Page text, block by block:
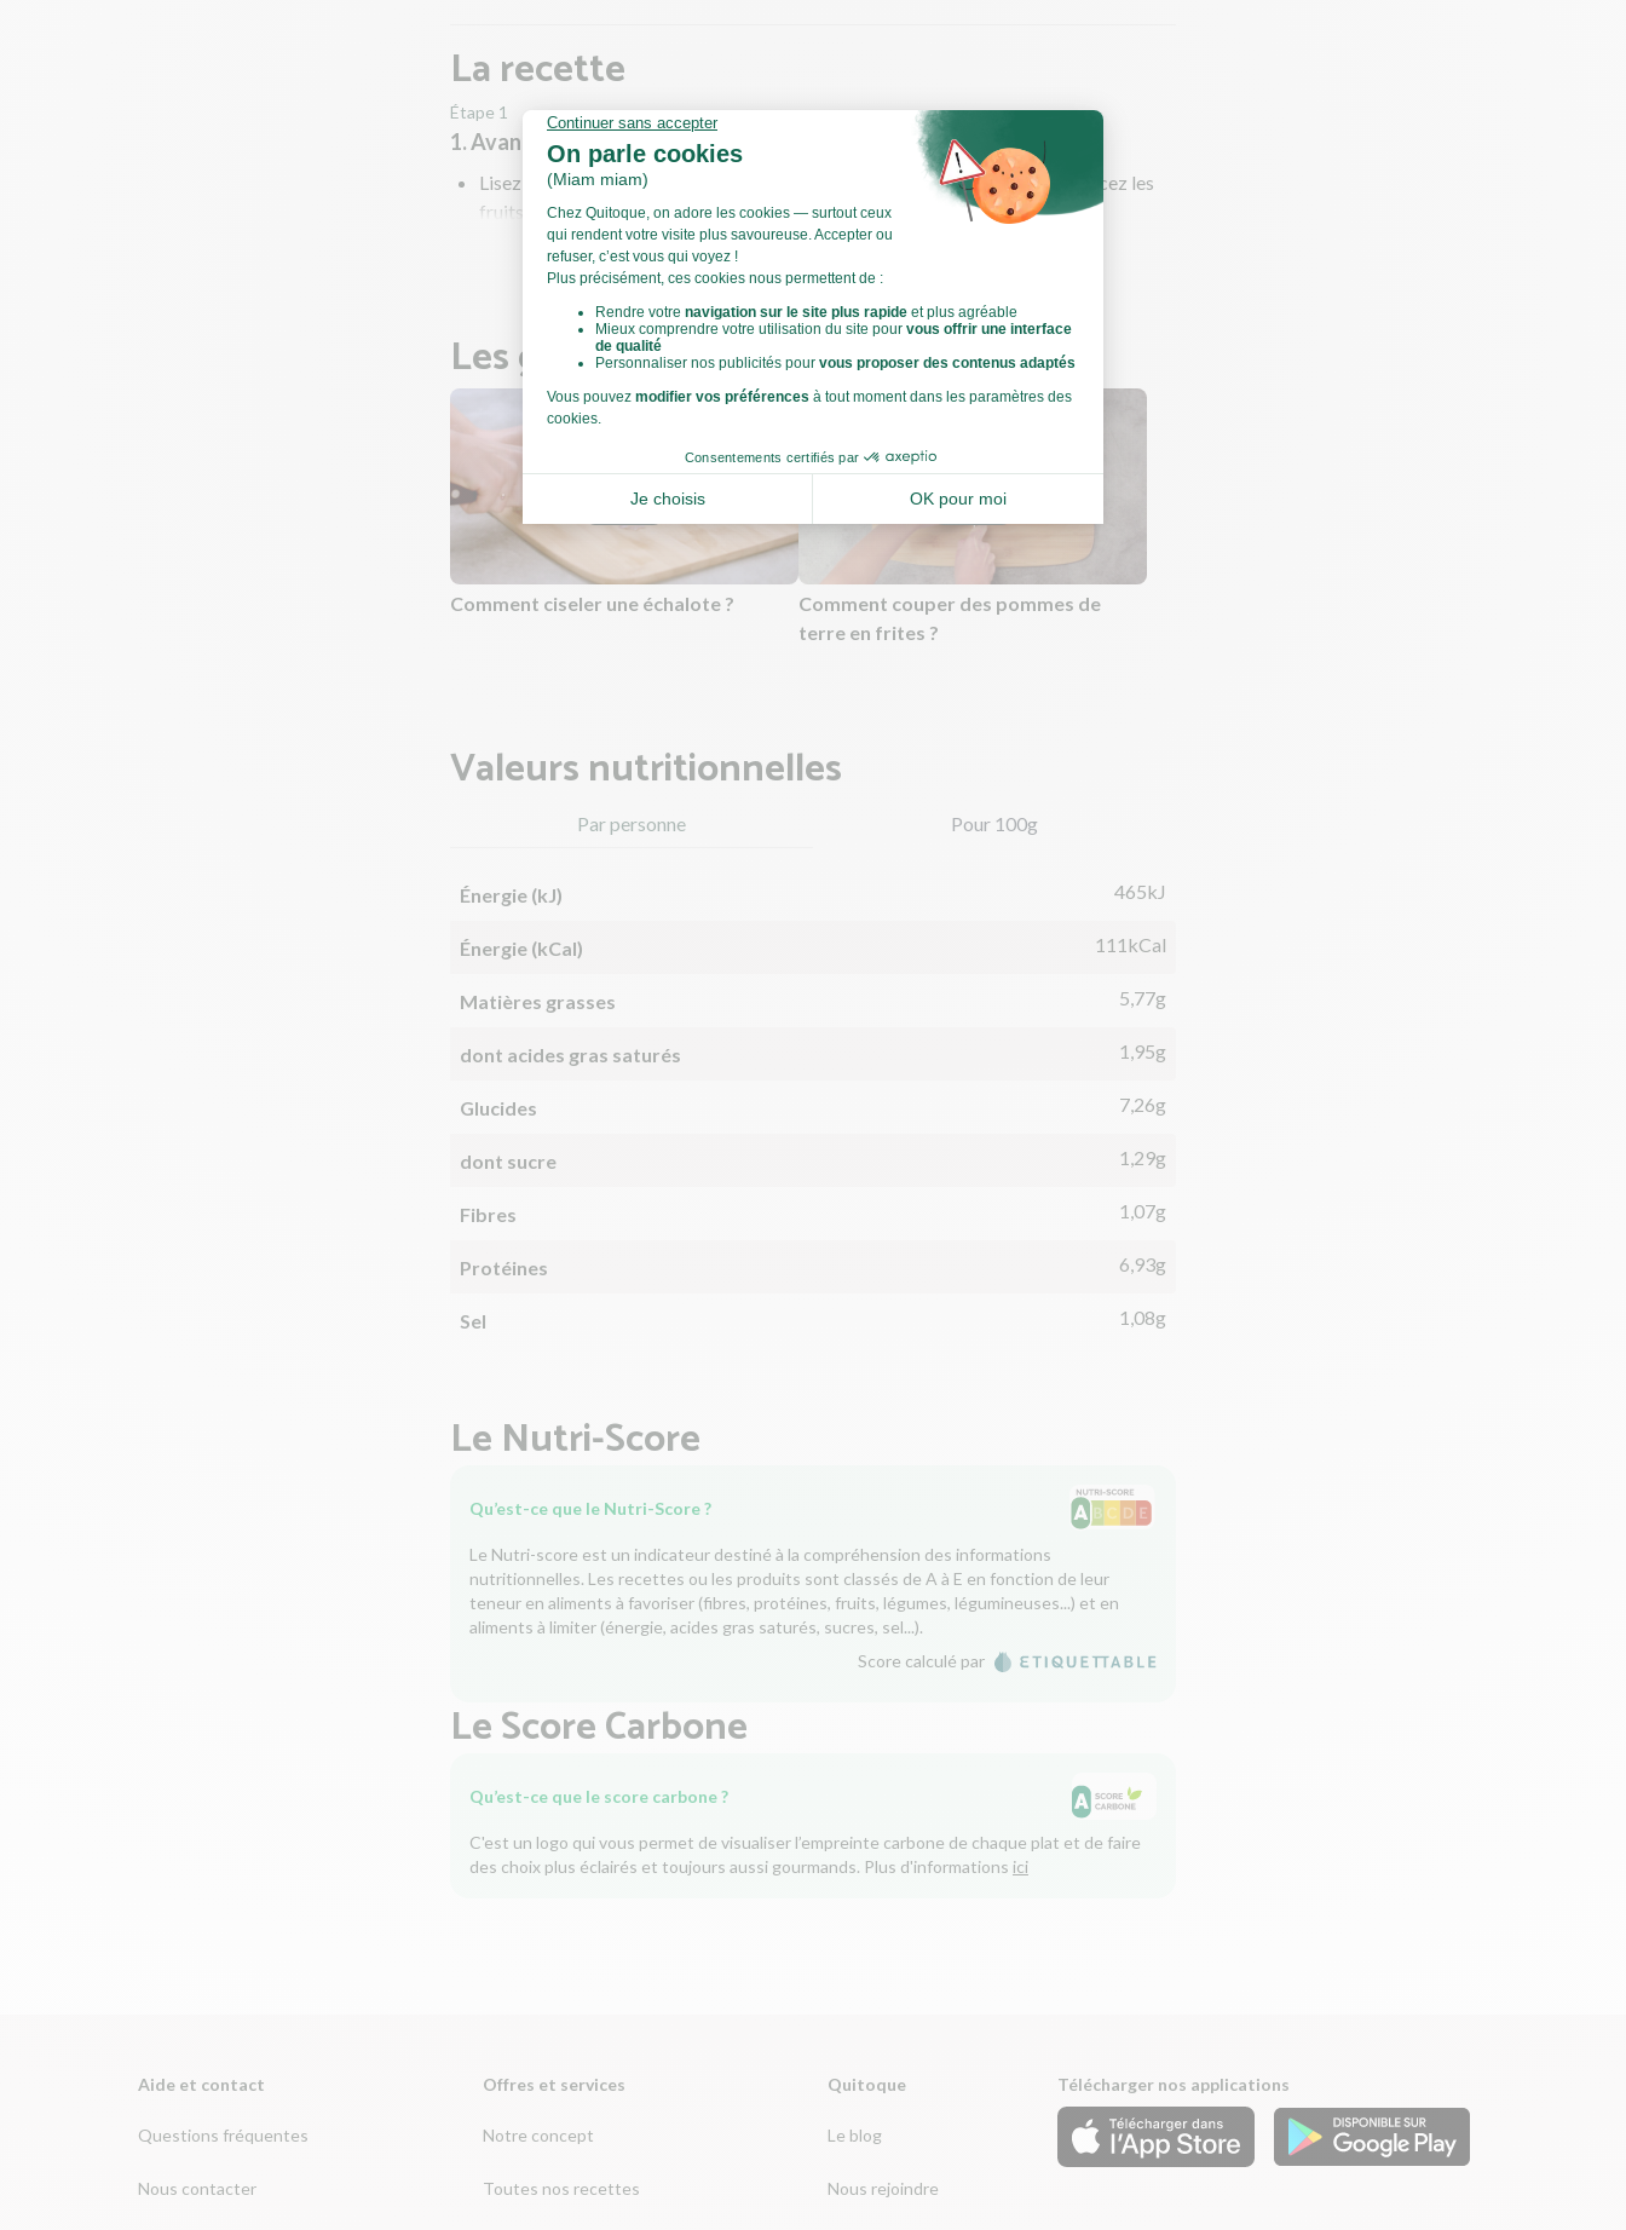
La recette
Étape 1
1. Avant de commencer
Lisez toutes les étapes, sortez les ingrédients et ustensiles nécessaires et rincez les
fruits et légumes !
Préchauffez votre four à 240°C.
Voir toute la recette
Les gestes de cuisine
Comment ciseler une échalote ?
Comment couper des pommes de
terre en frites ?
Valeurs nutritionnelles
Par personne Pour 100g
Énergie (kJ) 465kJ
Énergie (kCal) 111kCal
Matières grasses 5,77g
dont acides gras saturés 1,95g
Glucides 7,26g
dont sucre 1,29g
Fibres 1,07g
Protéines 6,93g
Sel 1,08g
Le Nutri-Score
Qu’est-ce que le Nutri-Score ?
Le Nutri-score est un indicateur destiné à la compréhension des informations
nutritionnelles. Les recettes ou les produits sont classés de A à E en fonction de leur
teneur en aliments à favoriser (fibres, protéines, fruits, légumes, légumineuses...) et en
aliments à limiter (énergie, acides gras saturés, sucres, sel...).
Score calculé par
Le Score Carbone
Qu’est-ce que le score carbone ?
C'est un logo qui vous permet de visualiser l’empreinte carbone de chaque plat et de faire
des choix plus éclairés et toujours aussi gourmands. Plus d'informations ici
Aide et contact
Questions fréquentes
Nous contacter
Offres et services
Notre concept
Toutes nos recettes
Quitoque
Le blog
Nous rejoindre
Télécharger nos applications